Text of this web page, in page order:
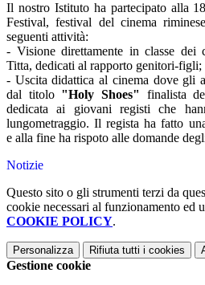
Il nostro Istituto ha partecipato alla
Festival, festival del cinema
seguenti attività:
- Visione direttamente in classe dei
Titta, dedicati al rapporto genitori-figli;
- Uscita didattica al cinema dove gli
dal titolo "Holy Shoes" finalista
dedicata ai giovani registi che
lungometraggio. Il regista ha fatto
e alla fine ha rispoto alle domande
Notizie
Questo sito o gli strumenti terzi da
cookie necessari al funzionamento ed
COOKIE POLICY.
Personalizza Rifiuta tutti i cookies
Gestione cookie